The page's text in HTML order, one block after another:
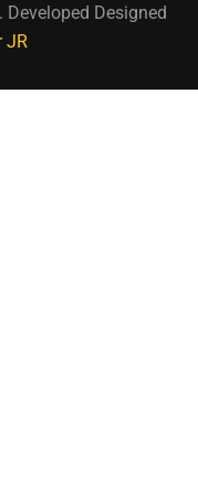
Designed
JR